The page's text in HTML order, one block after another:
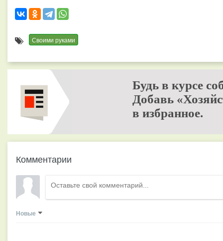
Своими руками
Будь в курсе
Добавь
в избранное.
Комментарии
Новые